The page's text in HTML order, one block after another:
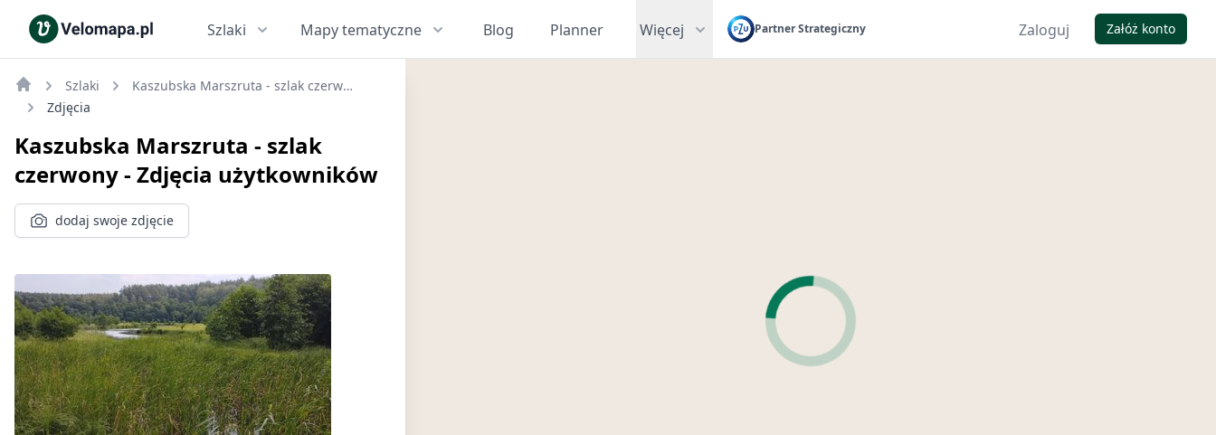
Szlaki Mapy tematyczne Blog Planner Więcej Partner Strategiczny Zaloguj Załóż konto
Szlaki
Kaszubska Marszruta - szlak czerwony
Zdjęcia
Kaszubska Marszruta - szlak
czerwony- Zdjęcia użytkowników
dodaj swoje zdjęcie